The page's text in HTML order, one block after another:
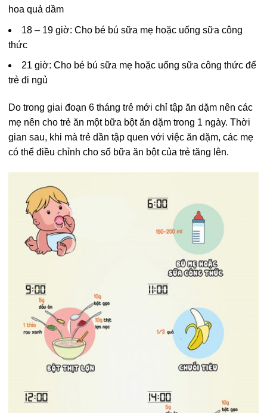
hoa quả dầm
18 – 19 giờ: Cho bé bú sữa mẹ hoặc uống sữa công
thức
21 giờ: Cho bé bú sữa mẹ hoặc uống sữa công thức để
trẻ đi ngủ
Do trong giai đoạn 6 tháng trẻ mới chỉ tập ăn dặm nên các
mẹ nên cho trẻ ăn một bữa bột ăn dặm trong 1 ngày. Thời
gian sau, khi mà trẻ dần tập quen với việc ăn dặm, các mẹ
có thể điều chỉnh cho số bữa ăn bột của trẻ tăng lên.